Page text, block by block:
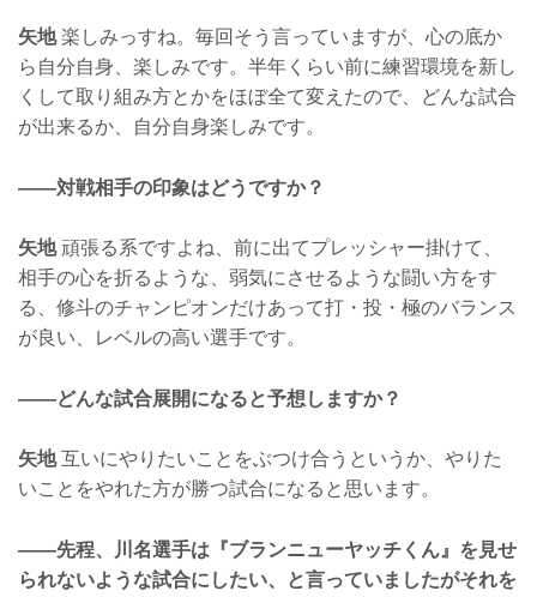
矢地楽しみっすね。毎回そう言っていますが、心の底か
ら自分自身、楽しみです。半年くらい前に練習環境を新し
くして取り組み方とかをほぼ全て変えたので、どんな試合
が出来るか、自分自身楽しみです。
——対戦相手の印象はどうですか？
矢地頑張る系ですよね、前に出てプレッシャー掛けて、
相手の心を折るような、弱気にさせるような闘い方をす
る、修斗のチャンピオンだけあって打・投・極のバランス
が良い、レベルの高い選手です。
——どんな試合展開になると予想しますか？
矢地互いにやりたいことをぶつけ合うというか、やりた
いことをやれた方が勝つ試合になると思います。
——先程、川名選手は『ブランニューヤッチくん』を見せ
られないような試合にしたい、と言っていましたがそれを